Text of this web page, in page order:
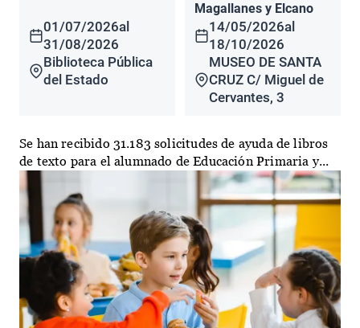
01/07/2026al
31/08/2026
Biblioteca Pública
del Estado
Magallanes y Elcano
14/05/2026al
18/10/2026
MUSEO DE SANTA
CRUZ C/ Miguel de
Cervantes, 3
Se han recibido 31.183 solicitudes de ayuda de libros
de texto para el alumnado de Educación Primaria y...